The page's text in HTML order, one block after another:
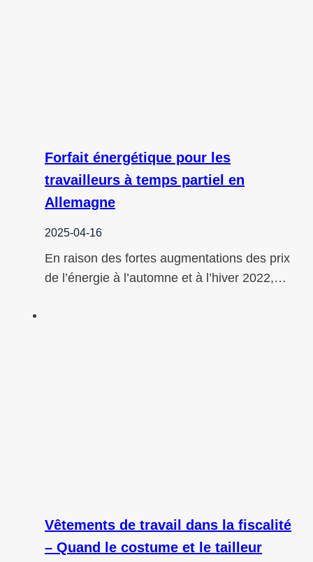
Forfait énergétique pour les
travailleurs à temps partiel en
Allemagne
2025-04-16
En raison des fortes augmentations des prix
de l’énergie à l’automne et à l’hiver 2022,…
Vêtements de travail dans la fiscalité
– Quand le costume et le tailleur